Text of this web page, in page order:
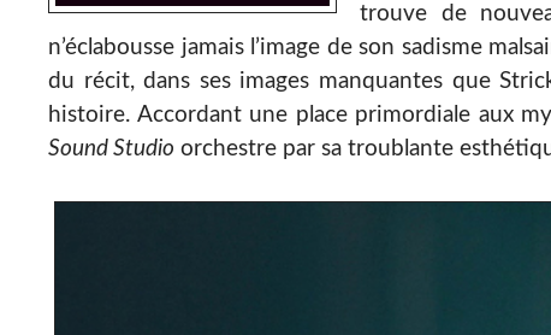
trouve de
n’éclabousse jamais l’image de son sadisme
du récit, dans ses images manquantes que
histoire. Accordant une place primordiale aux
Sound Studio orchestre par sa troublante